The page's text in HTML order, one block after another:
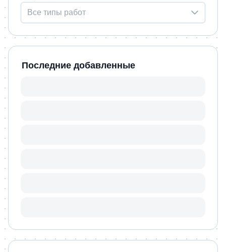
Все типы работ
Последние добавленные